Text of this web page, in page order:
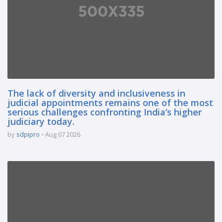
The lack of diversity and inclusiveness in
judicial appointments remains one of the most
serious challenges confronting India’s higher
judiciary today.
by sdpipro Aug 07 2026